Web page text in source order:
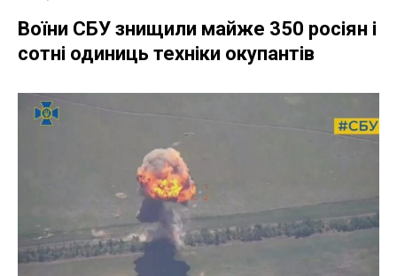
Воїни СБУ знищили майже 350 росіян і
сотні одиниць техніки окупантів